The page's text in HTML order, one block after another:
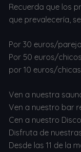
Recuerda que los
que prevalecería,
Por 30 euros/pareja
Por 50 euros/chicos
por 10 euros/chicas
Ven a nuestra
Ven a nuestro bar
Cen a nuestro
Disfruta de
Desde las 11 de la